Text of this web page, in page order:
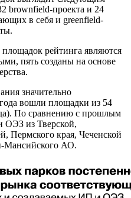
brownfield-проекта и 24
в себя и greenfield-
рейтинга являются
пять созданы на основе
значительно
вошли площадки из 54
По сравнению с прошлым
ОЭЗ из Тверской,
Пермского края, Чеченской
Мансийского АО.